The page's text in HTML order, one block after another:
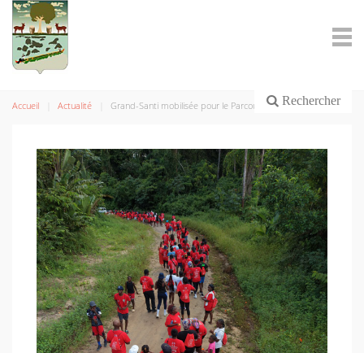
Rechercher
Accueil Actualité Grand-Santi mobilisée pour le Parcours du Cœur